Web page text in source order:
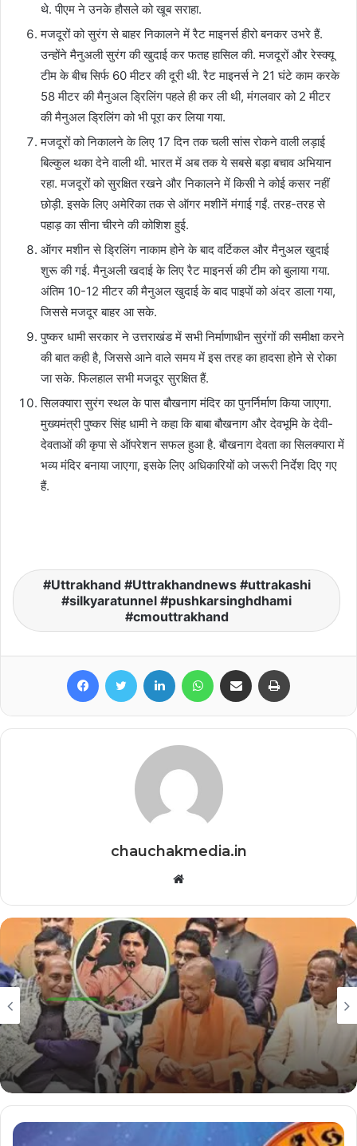
थे. पीएम ने उनके हौसले को खूब सराहा.
मजदूरों को सुरंग से बाहर निकालने में रैट माइनर्स हीरो बनकर उभरे हैं.
उन्होंने मैनुअली सुरंग की खुदाई कर फतह हासिल की. मजदूरों और रेस्क्यू
टीम के बीच सिर्फ 60 मीटर की दूरी थी. रैट माइनर्स ने 21 घंटे काम करके
58 मीटर की मैनुअल ड्रिलिंग पहले ही कर ली थी, मंगलवार को 2 मीटर
की मैनुअल ड्रिलिंग को भी पूरा कर लिया गया.
मजदूरों को निकालने के लिए 17 दिन तक चली सांस रोकने वाली लड़ाई
बिल्कुल थका देने वाली थी. भारत में अब तक ये सबसे बड़ा बचाव अभियान
रहा. मजदूरों को सुरक्षित रखने और निकालने में किसी ने कोई कसर नहीं
छोड़ी. इसके लिए अमेरिका तक से ऑगर मशीनें मंगाई गईं. तरह-तरह से
पहाड़ का सीना चीरने की कोशिश हुई.
ऑगर मशीन से ड्रिलिंग नाकाम होने के बाद वर्टिकल और मैनुअल खुदाई
शुरू की गई. मैनुअली खदाई के लिए रैट माइनर्स की टीम को बुलाया गया.
अंतिम 10-12 मीटर की मैनुअल खुदाई के बाद पाइपों को अंदर डाला गया,
जिससे मजदूर बाहर आ सके.
पुष्कर धामी सरकार ने उत्तराखंड में सभी निर्माणाधीन सुरंगों की समीक्षा करने
की बात कही है, जिससे आने वाले समय में इस तरह का हादसा होने से रोका
जा सके. फिलहाल सभी मजदूर सुरक्षित हैं.
सिलक्यारा सुरंग स्थल के पास बौखनाग मंदिर का पुनर्निर्माण किया जाएगा.
मुख्यमंत्री पुष्कर सिंह धामी ने कहा कि बाबा बौखनाग और देवभूमि के देवी-
देवताओं की कृपा से ऑपरेशन सफल हुआ है. बौखनाग देवता का सिलक्यारा में
भव्य मंदिर बनाया जाएगा, इसके लिए अधिकारियों को जरूरी निर्देश दिए गए
हैं.
Uttrakhand #Uttrakhandnews #uttrakashi
#silkyaratunnel #pushkarsinghdhami
#cmouttrakhand
FacebookTwitter LinkedIn WhatsAppShare via Email
chauchakmedia.in
Website
देश/विदेश
December 25, 2025
सीएम योगी आदित्यनाथ को लेकर कवि कुमार विश्वास ने की
मजेदार बात, वीडियो हो रहा गायरल